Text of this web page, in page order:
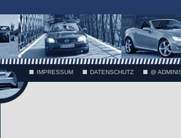
IMPRESSUM DATENSCHUTZ @